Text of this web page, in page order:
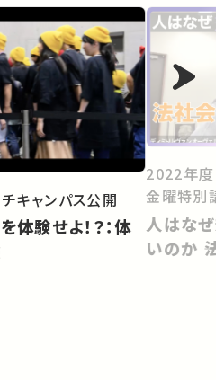
キャンパス公開
2022年度
金曜特別
人はな
いのか